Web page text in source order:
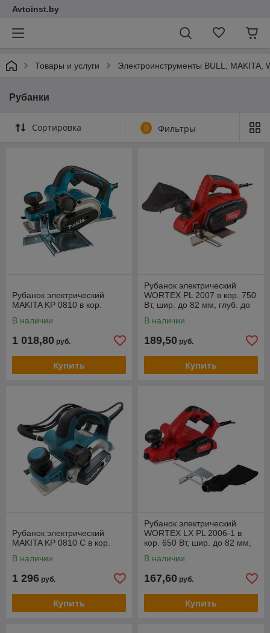
Avtoinst.by
Товары и услуги Электроинструменты BULL,
Рубанки
Сортировка 0 Фильтры
Рубанок электрический
MAKITA KP 0810 в кор.
В наличии
1 018,80 руб.
Купить
Рубанок электрический
WORTEX PL 2007 в кор. 750
Вт, шир. до 82 мм, глуб. до
В наличии
189,50 руб.
Купить
Рубанок электрический
MAKITA KP 0810 C в кор.
В наличии
1 296 руб.
Купить
Рубанок электрический
WORTEX LX PL 2006-1 в
кор. 650 Вт, шир. до 82 мм,
В наличии
167,60 руб.
Купить